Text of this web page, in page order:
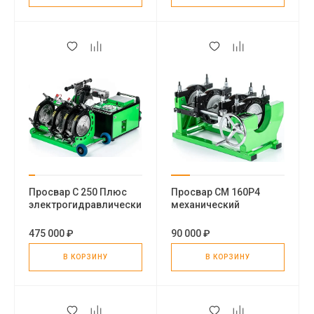
Просвар С 250 Плюс
электрогидравлический
аппарат для
пластиковых труб
475 000 ₽
В КОРЗИНУ
Просвар СМ 160Р4
механический
аппарат для пнд труб
90 000 ₽
В КОРЗИНУ